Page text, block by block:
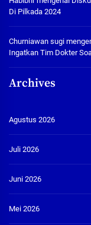
Di Pilkada 2024
Churniawan sugi
Ingatkan Tim Dokter
Archives
Agustus 2026
Juli 2026
Juni 2026
Mei 2026